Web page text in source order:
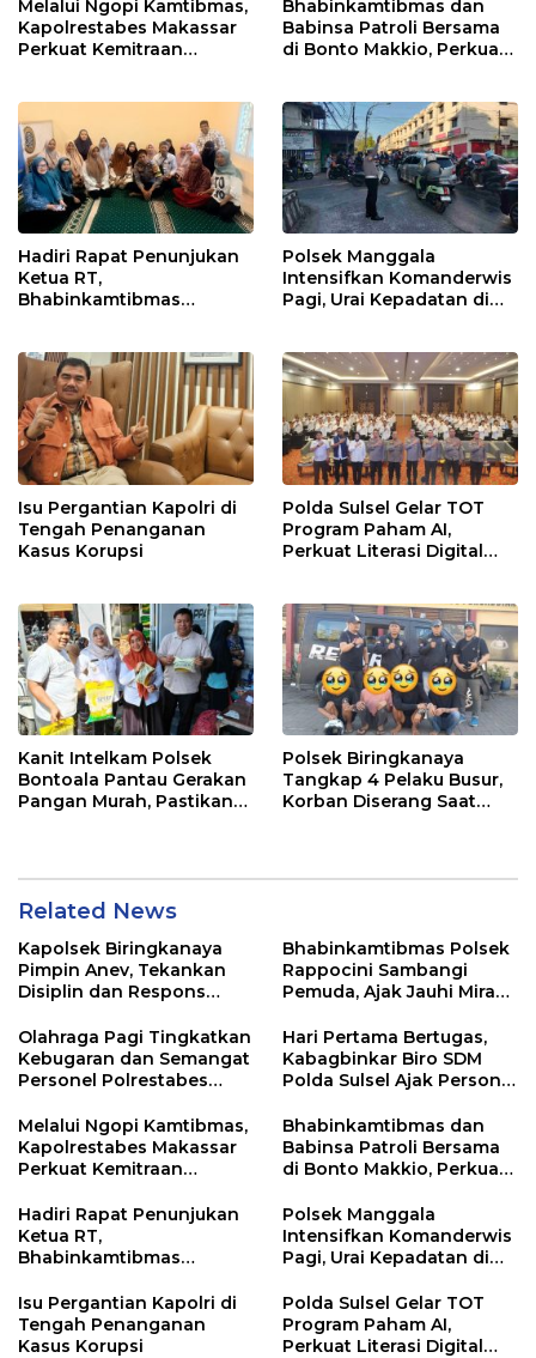
Melalui Ngopi Kamtibmas,
Kapolrestabes Makassar
Perkuat Kemitraan
Bhabinkamtibmas dan
Babinsa Patroli Bersama
di Bonto Makkio, Perkuat
Hadiri Rapat Penunjukan
Ketua RT,
Bhabinkamtibmas
dengan Warga
Polsek Manggala
Intensifkan Komanderwis
Pagi, Urai Kepadatan di
Isu Pergantian Kapolri di
Tengah Penanganan
Kasus Korupsi
Polda Sulsel Gelar TOT
Program Paham AI,
Perkuat Literasi Digital
Kanit Intelkam Polsek
Bontoala Pantau Gerakan
Pangan Murah, Pastikan
Polsek Biringkanaya
Tangkap 4 Pelaku Busur,
Korban Diserang Saat
Related News
Kapolsek Biringkanaya
Pimpin Anev, Tekankan
Disiplin dan Respons
Masyarakat
Bhabinkamtibmas Polsek
Rappocini Sambangi
Pemuda, Ajak Jauhi Miras,
Olahraga Pagi Tingkatkan
Kebugaran dan Semangat
Personel Polrestabes
Hari Pertama Bertugas,
Kabagbinkar Biro SDM
Polda Sulsel Ajak Personel
Kebersihan
Melalui Ngopi Kamtibmas,
Kapolrestabes Makassar
Perkuat Kemitraan
Bhabinkamtibmas dan
Babinsa Patroli Bersama
di Bonto Makkio, Perkuat
Hadiri Rapat Penunjukan
Ketua RT,
Bhabinkamtibmas
Pentingnya Sinergi
dengan Warga
Polsek Manggala
Intensifkan Komanderwis
Pagi, Urai Kepadatan di
Isu Pergantian Kapolri di
Tengah Penanganan
Kasus Korupsi
Polda Sulsel Gelar TOT
Program Paham AI,
Perkuat Literasi Digital